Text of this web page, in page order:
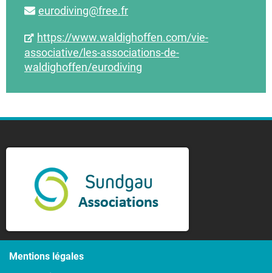
eurodiving@free.fr
https://www.waldighoffen.com/vie-
associative/les-associations-de-
waldighoffen/eurodiving
Mentions légales